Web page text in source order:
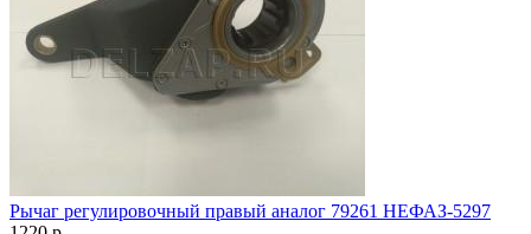
Рычаг регулировочный правый аналог 79261 НЕФАЗ-5297